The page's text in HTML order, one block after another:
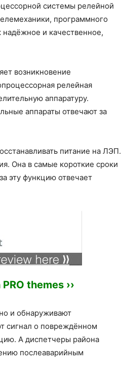
системы релейной
программного
надёжное и качественное,
возникновение
релейная
аппаратуру.
аппараты отвечают за
питание на ЛЭП.
Она в самые короткие сроки
эту функцию отвечает
themes ››
и обнаруживают
сигнал о повреждённом
А диспетчеры района
послеаварийным